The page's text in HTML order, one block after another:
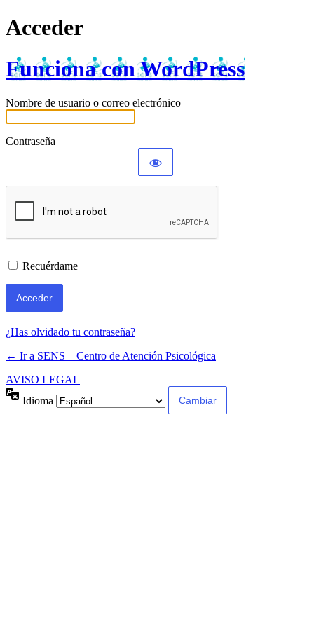
Acceder
Funciona con WordPress
Nombre de usuario o correo electrónico
Contraseña
Recuérdame
¿Has olvidado tu contraseña?
← Ir a SENS – Centro de Atención Psicológica
AVISO LEGAL
Idioma